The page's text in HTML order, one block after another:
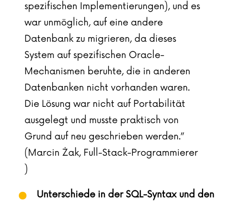
spezifischen Implementierungen), und es
war unmöglich, auf eine andere
Datenbank zu migrieren, da dieses
System auf spezifischen Oracle-
Mechanismen beruhte, die in anderen
Datenbanken nicht vorhanden waren.
Die Lösung war nicht auf Portabilität
ausgelegt und musste praktisch von
Grund auf neu geschrieben werden.”
(Marcin Żak, Full-Stack-Programmierer
)
Unterschiede in der SQL-Syntax und den